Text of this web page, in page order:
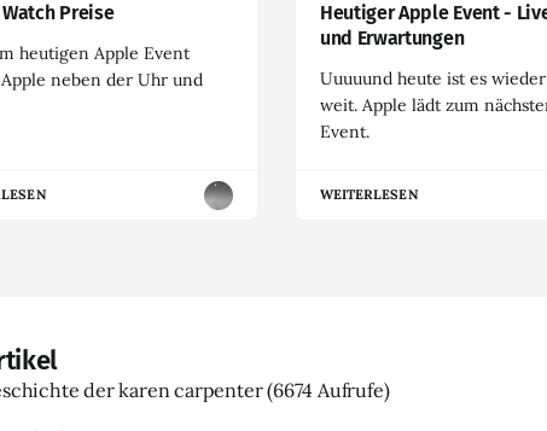
Preise
heutigen Apple Event
neben der Uhr und
Heutiger Apple Event -
und Erwartungen
Uuuuund heute ist es
weit. Apple lädt zum
Event.
WEITERLESEN
der karen carpenter(6674 Aufrufe)